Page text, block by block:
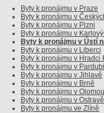
Byty k pronájmu v Praze
Byty k pronájmu v
Byty k pronájmu v Plzni
Byty k pronájmu v
Byty k pronájmu v Ústí
Byty k pronájmu v Liberci
Byty k pronájmu v Hradci
Byty k pronájmu v
Byty k pronájmu v Jihlavě
Byty k pronájmu v Brně
Byty k pronájmu v
Byty k pronájmu v Ostravě
Byty k pronájmu ve Zlíně